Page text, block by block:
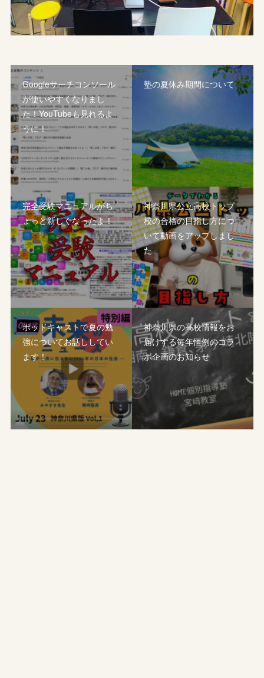
Googleサーチコンソール
が使いやすくなりまし
た！YouTubeも見れるよ
うに！
塾の夏休み期間について
完全受験マニュアルがち
ょっと新しくなったよ！
神奈川県公立高校トップ
校の合格の目指し方につ
いて動画をアップしまし
た
ポッドキャストで夏の勉
強についてお話ししてい
ます！
神奈川県の高校情報をお
届けする毎年恒例のコラ
ボ企画のお知らせ